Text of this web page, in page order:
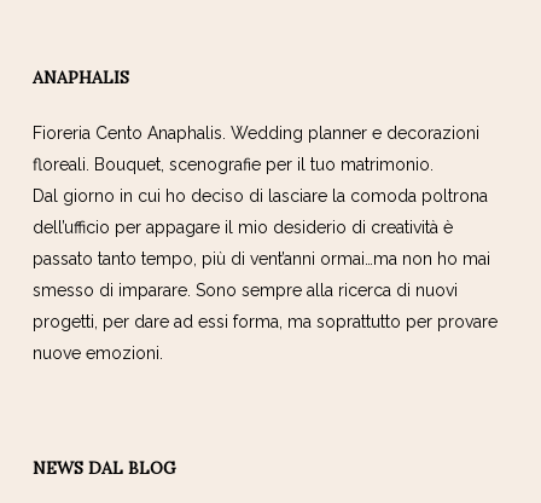
ANAPHALIS
Fioreria Cento Anaphalis. Wedding planner e decorazioni
floreali. Bouquet, scenografie per il tuo matrimonio.
Dal giorno in cui ho deciso di lasciare la comoda poltrona
dell’ufficio per appagare il mio desiderio di creatività è
passato tanto tempo, più di vent’anni ormai…ma non ho mai
smesso di imparare. Sono sempre alla ricerca di nuovi
progetti, per dare ad essi forma, ma soprattutto per provare
nuove emozioni.
NEWS DAL BLOG